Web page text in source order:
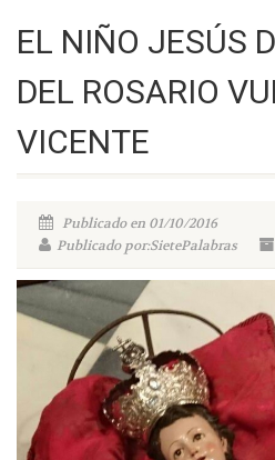
EL NIÑO JESÚS
DEL ROSARIO
VICENTE
Publicado en 01/10/2016
Publicado por:SietePalabras